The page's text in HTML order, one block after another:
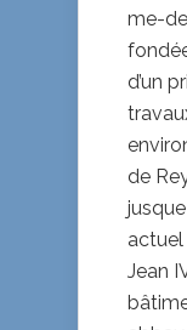
me-
d’un
de
actuel
Jean